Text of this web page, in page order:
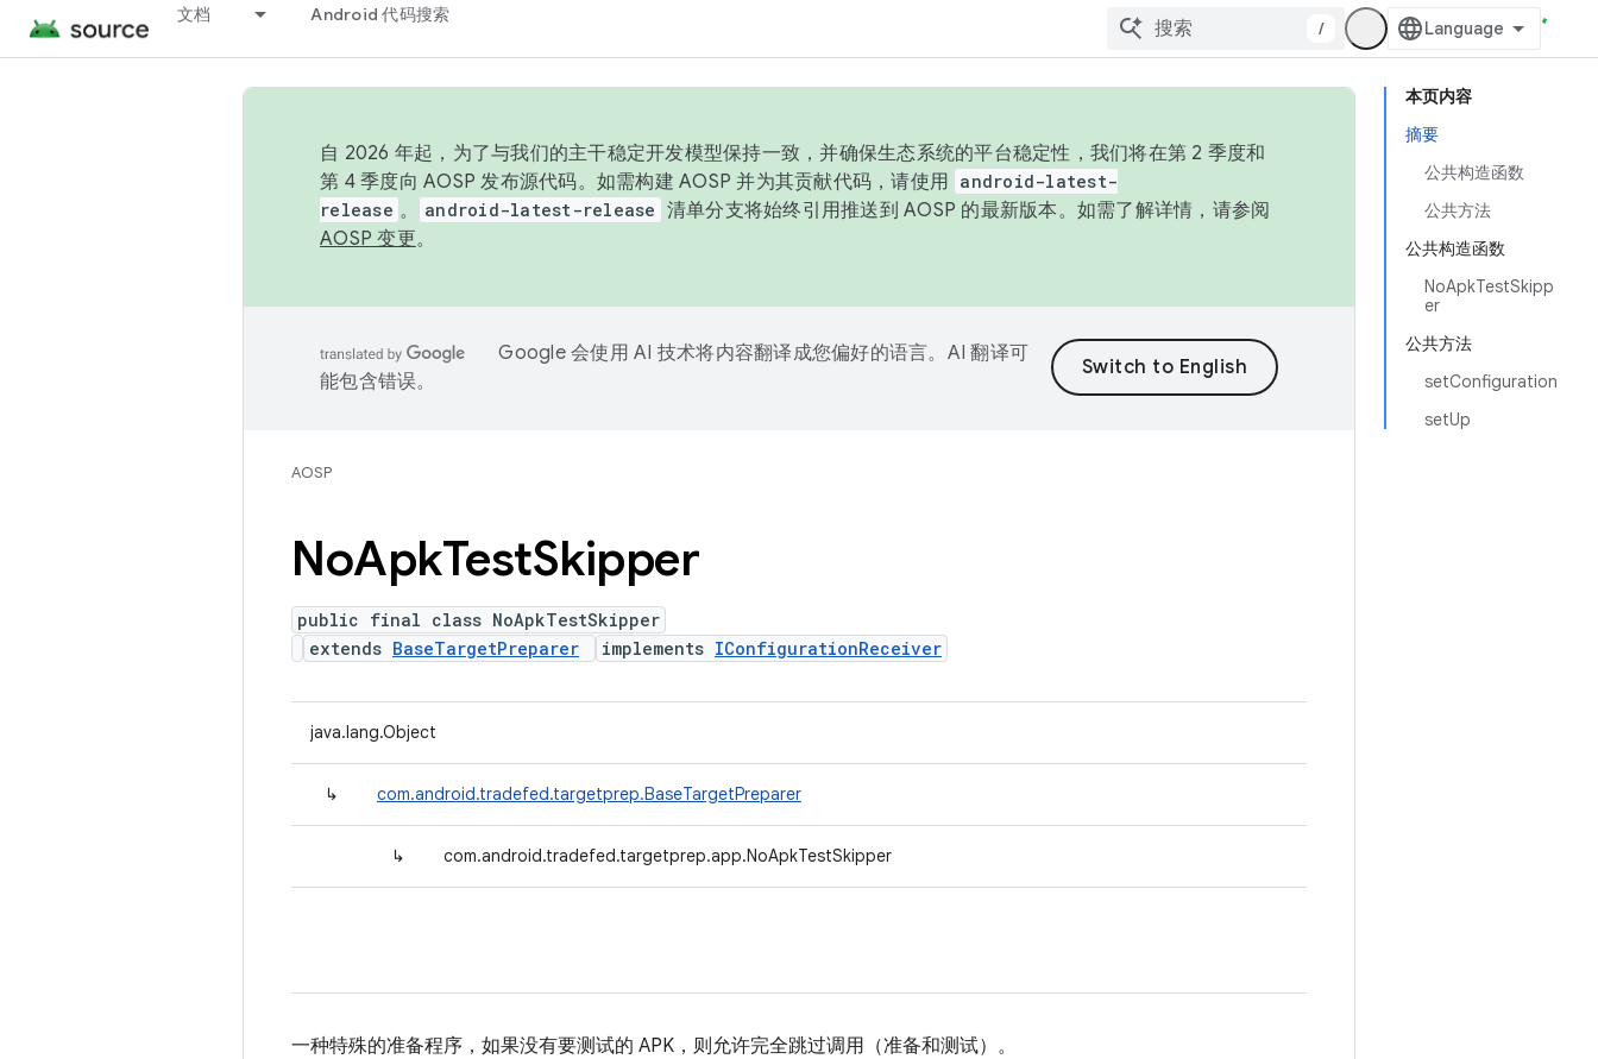
文档 Android 代码搜索
/
本页内容
摘要
公共构造函数
公共方法
公共构造函数
NoApkTestSkipp
er
公共方法
setConfiguration
setUp
自 2026 年起，为了与我们的主干稳定开发模型保持一致，并确保生态系统的平台稳定性，我们将在第 2 季度和
第 4 季度向 AOSP 发布源代码。如需构建 AOSP 并为其贡献代码，请使用 android-latest-
release 。 android-latest-release 清单分支将始终引用推送到 AOSP 的最新版本。如需了解详情，请参阅
AOSP 变更。
Google 会使用 AI 技术将内容翻译成您偏好的语言。AI 翻译可
能包含错误。
AOSP
NoApkTestSkipper
public final class NoApkTestSkipper
extends BaseTargetPreparer implements IConfigurationReceiver
java.lang.Object
↳ com.android.tradefed.targetprep.BaseTargetPreparer
↳ com.android.tradefed.targetprep.app.NoApkTestSkipper
一种特殊的准备程序，如果没有要测试的 APK，则允许完全跳过调用（准备和测试）。